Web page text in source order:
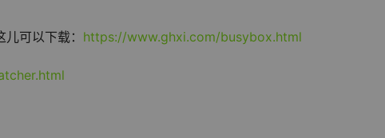
可以下载： https://www.ghxi.com/busybox.html